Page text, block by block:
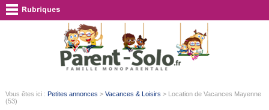
Vous êtes ici : Petites annonces > Vacances & Loisirs > Location de Vacances Mayenne
(53)